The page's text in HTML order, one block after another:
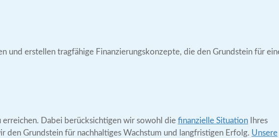
und erstellen tragfähige Finanzierungskonzepte, die den Grundstein für
Dabei berücksichtigen wir sowohl die finanzielle Situation Ihres
den Grundstein für nachhaltiges Wachstum und langfristigen Erfolg. Unsere